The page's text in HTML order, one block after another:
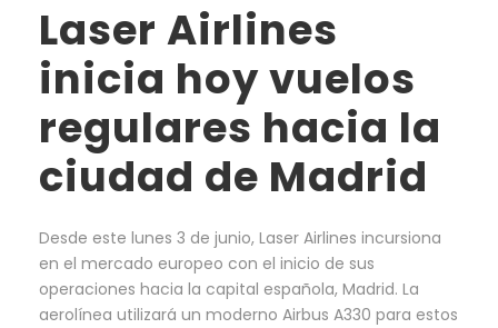
Laser Airlines
inicia hoy vuelos
regulares hacia la
ciudad de Madrid
Desde este lunes 3 de junio, Laser Airlines incursiona
en el mercado europeo con el inicio de sus
operaciones hacia la capital española, Madrid. La
aerolínea utilizará un moderno Airbus A330 para estos